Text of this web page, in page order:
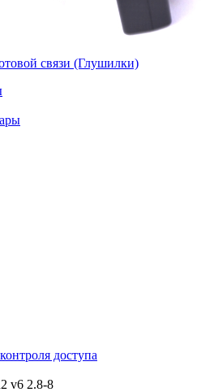
связи (Глушилки)
доступа
v6 2.8-8